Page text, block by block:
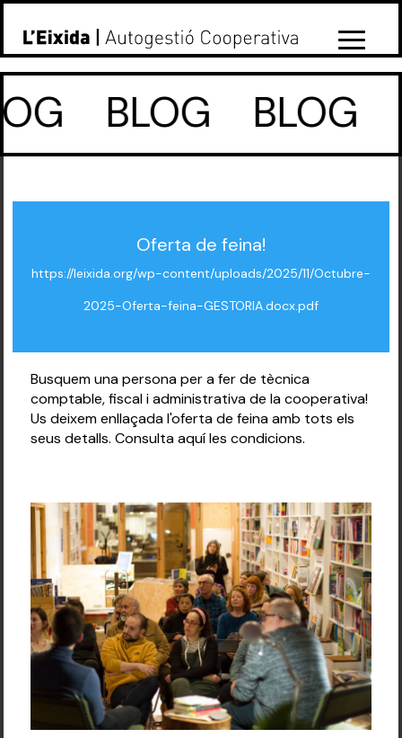
BLOG BLOG
Oferta de feina!
https://leixida.org/wp-content/uploads/2025/11/Octubre-
2025-Oferta-feina-GESTORIA.docx.pdf
Busquem una persona per a fer de tècnica
comptable, fiscal i administrativa de la cooperativa!
Us deixem enllaçada l'oferta de feina amb tots els
seus detalls. Consulta aquí les condicions.